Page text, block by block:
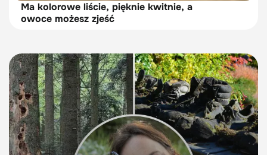
Ma kolorowe liście, pięknie kwitnie, a
owoce możesz zjeść